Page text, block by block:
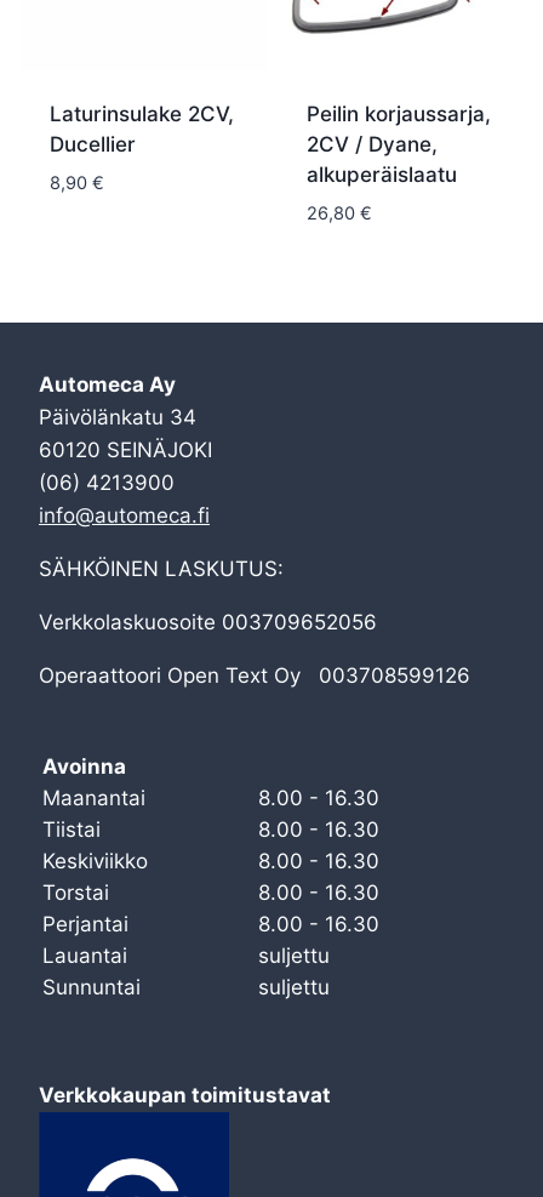
Laturinsulake 2CV,
Ducellier
8,90 €
Peilin korjaussarja,
2CV / Dyane,
alkuperäislaatu
26,80 €
Automeca Ay
Päivölänkatu 34
60120 SEINÄJOKI
(06) 4213900
info@automeca.fi
SÄHKÖINEN LASKUTUS:
Verkkolaskuosoite 003709652056
Operaattoori Open Text Oy 003708599126
Avoinna
Maanantai
8.00 - 16.30
Tiistai
8.00 - 16.30
Keskiviikko
8.00 - 16.30
Torstai
8.00 - 16.30
Perjantai
8.00 - 16.30
Lauantai
suljettu
Sunnuntai
suljettu
Verkkokaupan toimitustavat